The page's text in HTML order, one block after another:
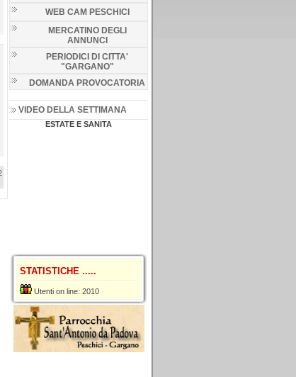
WEB CAM PESCHICI
MERCATINO DEGLI
ANNUNCI
PERIODICI DI CITTA'
"GARGANO"
DOMANDA PROVOCATORIA
VIDEO DELLA SETTIMANA
ESTATE E SANITA
STATISTICHE .....
Utenti on line: 2010